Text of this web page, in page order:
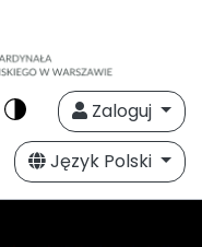
Zaloguj
Język Polski